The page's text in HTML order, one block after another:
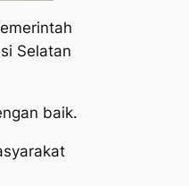
Selatan
baik.